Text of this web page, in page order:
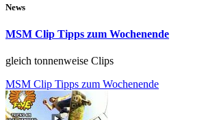
News
MSM Clip Tipps zum Wochenende
gleich tonnenweise Clips
MSM Clip Tipps zum Wochenende